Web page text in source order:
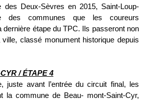
des Deux-Sèvres en 2015, Saint-Loup-
des communes que les coureurs
dernière étape du TPC. Ils passeront non
classé monument historique depuis
/ ÉTAPE 4
juste avant l’entrée du circuit final, les
la commune de Beau- mont-Saint-Cyr,